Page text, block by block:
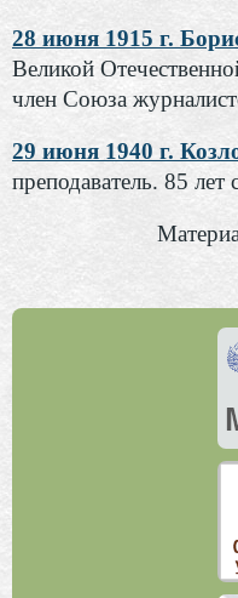
28 июня 1915 г.
Великой
член Союза
29 июня 1940 г.
преподаватель. 85